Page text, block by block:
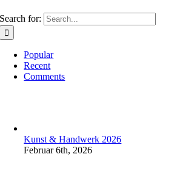
Search for:
Popular
Recent
Comments
Kunst & Handwerk 2026
Februar 6th, 2026